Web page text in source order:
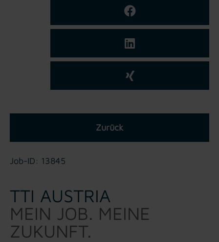
Zurück
Job-ID: 13845
TTI AUSTRIA
MEIN JOB. MEINE
ZUKUNFT.